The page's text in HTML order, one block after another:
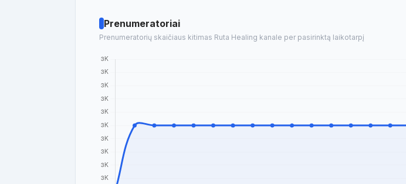
Prenumeratoriai
Prenumeratorių skaičiaus kitimas Ruta Healing kanale per pasirinktą laikotarpį